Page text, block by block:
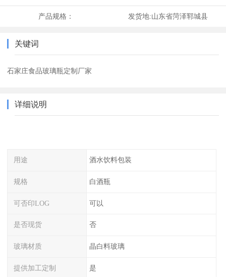
产品规格： 发货地:山东省菏泽郓城县
关键词
石家庄食品玻璃瓶定制厂家
详细说明
用途 酒水饮料包装
规格 白酒瓶
可否印LOG 可以
是否现货 否
玻璃材质 晶白料玻璃
提供加工定制 是